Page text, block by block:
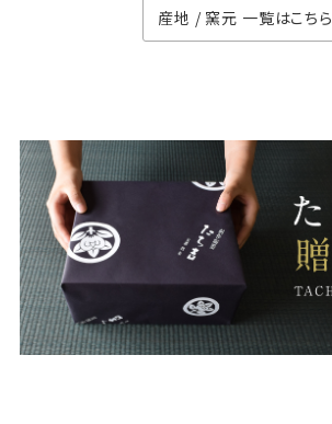
産地 / 窯元 一覧はこちら